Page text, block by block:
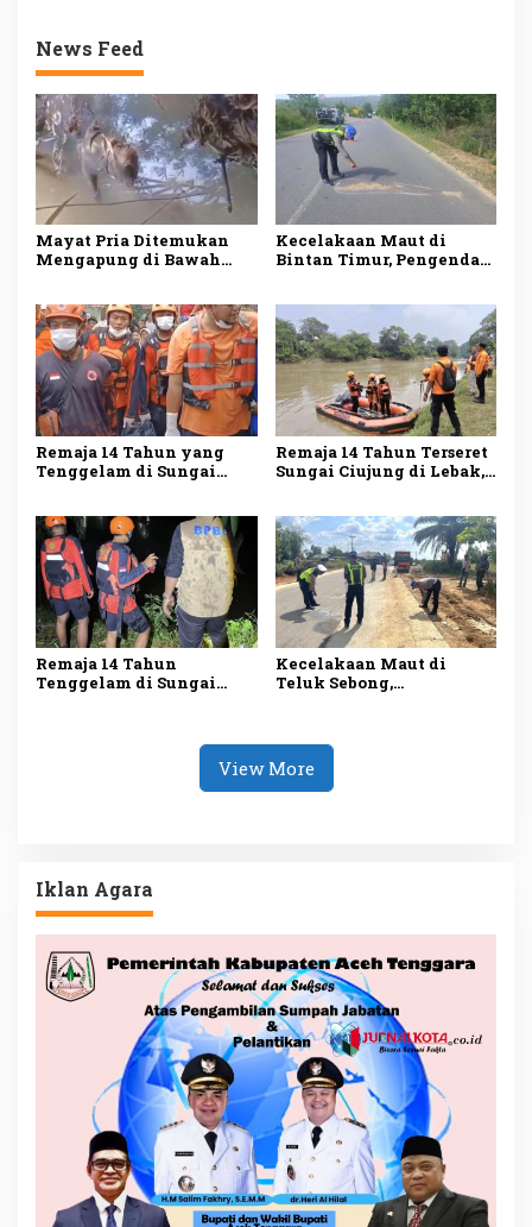
News Feed
Mayat Pria Ditemukan
Mengapung di Bawah
Penyelidikan
Kecelakaan Maut di
Bintan Timur, Pengendara
Honda Vario
Remaja 14 Tahun yang
Tenggelam di Sungai
Hari Pencarian
Remaja 14 Tahun Terseret
Sungai Ciujung di Lebak,
Hasil
Remaja 14 Tahun
Tenggelam di Sungai
Kecelakaan Maut di
Teluk Sebong,
View More
Iklan Agara